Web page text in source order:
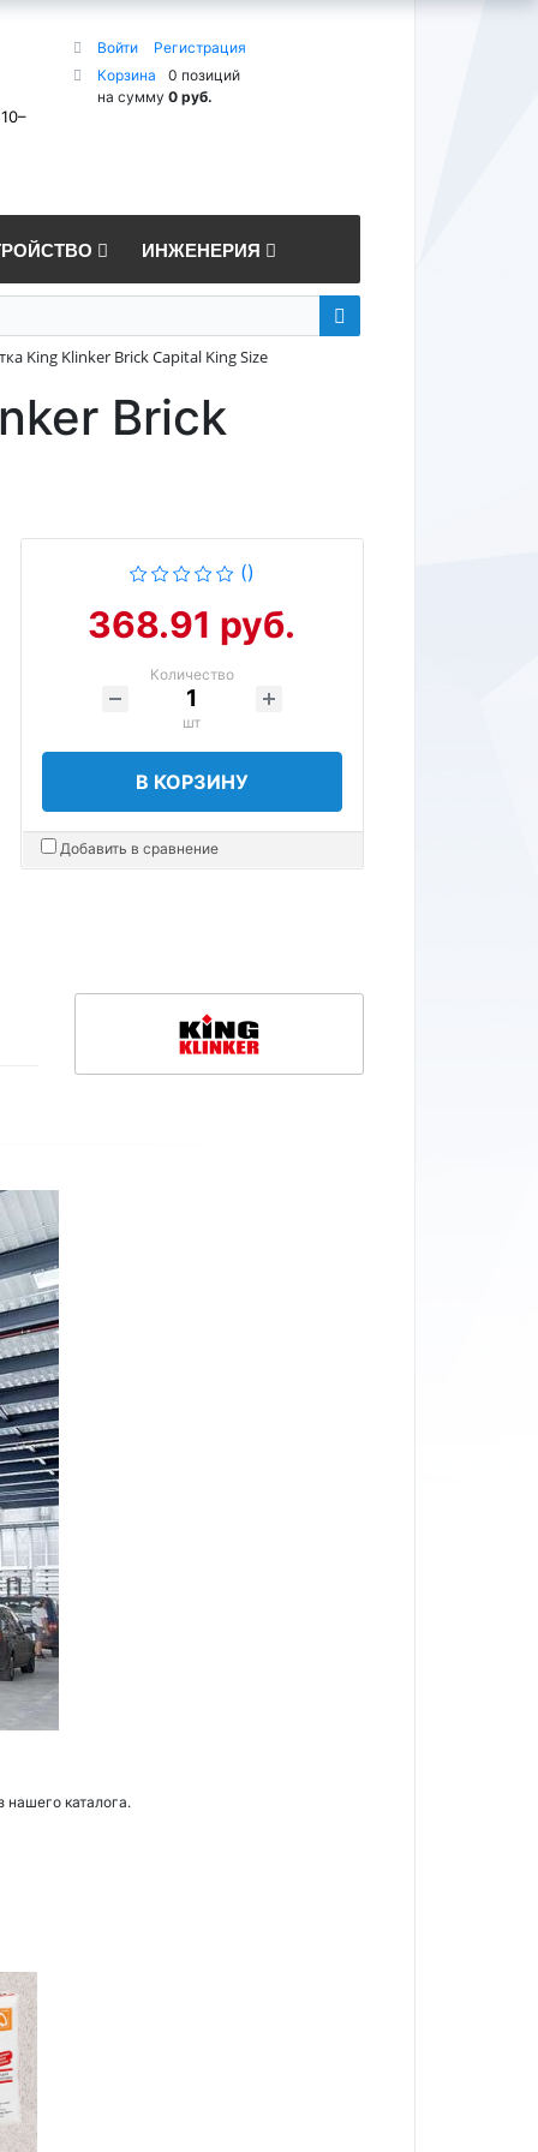
Войти
Регистрация
Корзина
0 позиций
на сумму 0 руб.
ИНЖЕНЕРИЯ
King Klinker Brick Capital King Size
Brick
()
368.91 руб.
Количество
шт
В КОРЗИНУ
Добавить в сравнение
нашего каталога.